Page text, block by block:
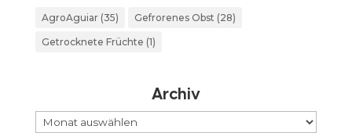
AgroAguiar(35) Gefrorenes Obst (28)
Getrocknete Früchte (1)
Archiv
Archiv